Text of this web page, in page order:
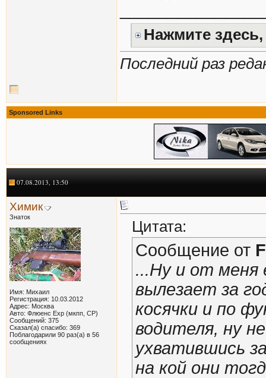
Нажмите
Последний раз
Sponsored Links
07.08.2013, 13:50
Химик
Знаток
Имя: Михаил
Регистрация: 10.03.2012
Адрес: Москва
Авто: Флюенс Exp (мкпп, СР)
Сообщений: 375
Сказал(а) спасибо: 369
Поблагодарили 90 раз(а) в 56
сообщениях
Цитата:
Сообщение от
...Ну и от
вылезает за
косячки и по
водителя, ну
ухватившись
на кой они